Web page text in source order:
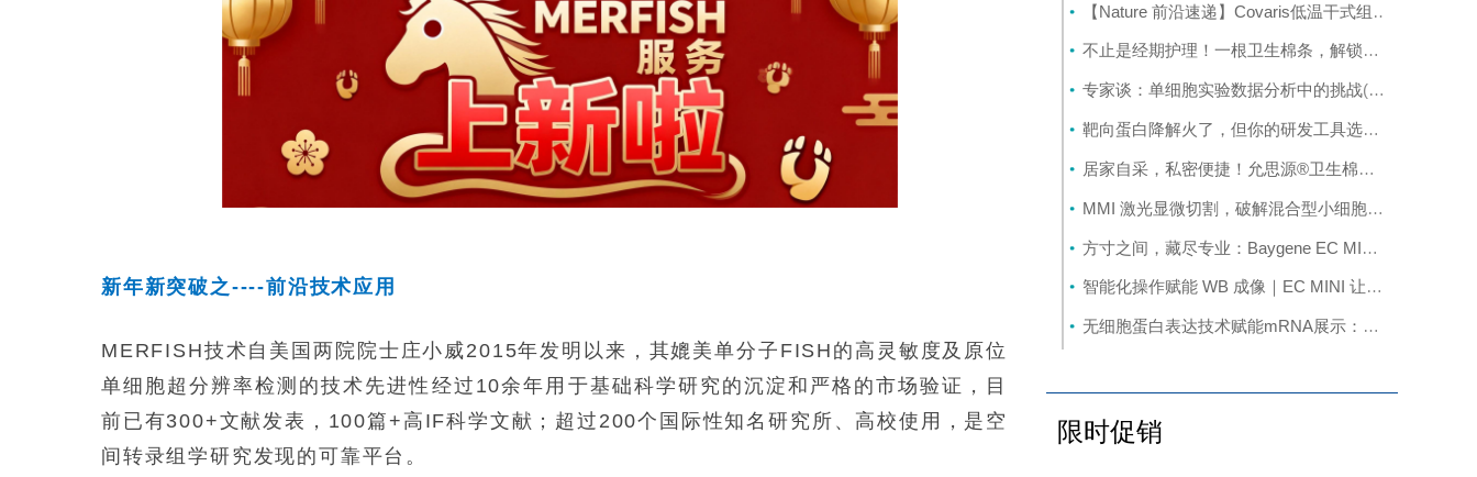
新年新突破之----前沿技术应用
MERFISH技术自美国两院院士庄小威2015年发明以来，其媲美单分子FISH的高灵敏度及原位
单细胞超分辨率检测的技术先进性经过10余年用于基础科学研究的沉淀和严格的市场验证，目
前已有300+文献发表，100篇+高IF科学文献；超过200个国际性知名研究所、高校使用，是空
间转录组学研究发现的可靠平台。
【Nature 前沿速递】Covaris低温干式组织粉碎+聚焦超声系统赋能肝脏代谢组学NMR分析前的样本处理
不止是经期护理！一根卫生棉条，解锁妇科双癌无痛早筛新方式
专家谈：单细胞实验数据分析中的挑战(8-6)
靶向蛋白降解火了，但你的研发工具选对了吗？
居家自采，私密便捷！允思源®卫生棉条自采样妇科双癌甲基化检测
MMI 激光显微切割，破解混合型小细胞肺癌空间组学异质性难题
方寸之间，藏尽专业：Baygene EC MINI 让化学发光成像“轻”装上阵
智能化操作赋能 WB 成像｜EC MINI 让化学发光检测更高效
无细胞蛋白表达技术赋能mRNA展示：推动下一代蛋白发现与定向进化平台升级
限时促销